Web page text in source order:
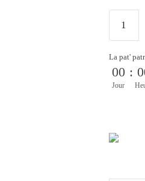
La pat'
00
Jour
: